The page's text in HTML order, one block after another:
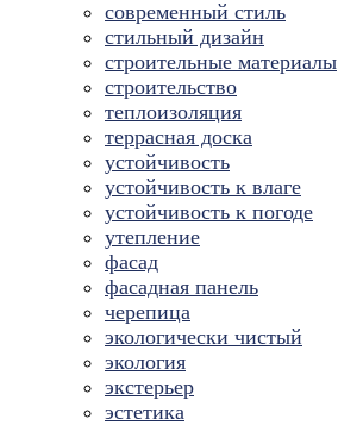
современный стиль
стильный дизайн
строительные материалы
строительство
теплоизоляция
террасная доска
устойчивость
устойчивость к влаге
устойчивость к погоде
утепление
фасад
фасадная панель
черепица
экологически чистый
экология
экстерьер
эстетика